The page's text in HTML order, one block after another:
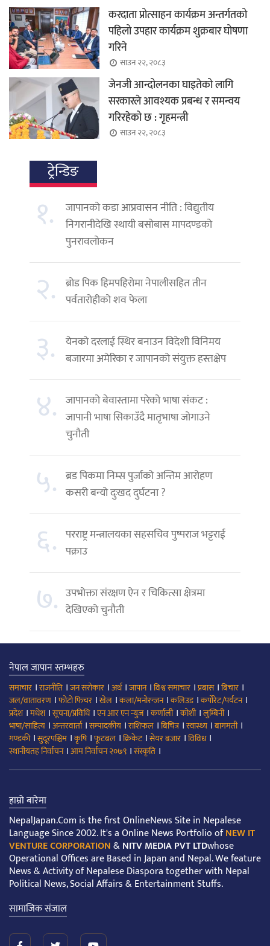
करदाता प्रोत्साहन कार्यक्रम अन्तर्गतको
पहिलो उपहार कार्यक्रम शुक्रबार घोषणा
गरिने
साउन २२, २०८३
जेनजी आन्दोलनका घाइतेको लागि
सरकारले आवश्यक प्रबन्ध र समन्वय
गरिरहेको छ : गृहमन्त्री
साउन २२, २०८३
ट्रेन्डिङ
१.
जापानको कडा आप्रवासन नीति : विद्युतीय
निगरानीदेखि स्थायी बसोबास मापदण्डको
पुनरावलोकन
२. ब्रोड पिक हिमपहिरोमा नेपालीसहित तीन
पर्वतारोहीको शव फेला
३.
येनको दरलाई स्थिर बनाउन विदेशी विनिमय
बजारमा अमेरिका र जापानको संयुक्त हस्तक्षेप
४. जापानको बेवास्तामा परेको भाषा संकट :
जापानी भाषा सिकाउँदै मातृभाषा जोगाउने
चुनौती
५. ब्रड पिकमा निम्स पुर्जाको अन्तिम आरोहण
कसरी बन्यो दुःखद दुर्घटना ?
६. परराष्ट्र मन्त्रालयका सहसचिव पुष्पराज भट्टराई
पक्राउ
७. उपभोक्ता संरक्षण ऐन र चिकित्सा क्षेत्रमा
देखिएको चुनौती
नेपाल जापान स्तम्भहरु
समाचार ।राजनीति ।जन सरोकार ।अर्थ।जापान।विश्व समाचार ।प्रबास।बिचार ।
जल/वातावरण ।फोटो फिचर ।खेल ।कला/मनोरन्जन।कलिउड।कर्पोरेट/पर्यटन।
प्रदेश।मधेश।सूचना/प्रविधि।एन आर एन न्युज।कर्णाली।कोशी।लुम्बिनी।
भाषा/साहित्य ।अन्तरवार्ता।सम्पादकीय ।राशिफल ।बिचित्र।स्वास्थ्य ।बागमती।
गण्डकी।सुदूरपश्चिम ।कृषि।फूटबल ।क्रिकेट।सेयर बजार ।विविध।
स्थानीयतह निर्वाचन।आम निर्वाचन २०७९ ।संस्कृति ।
हाम्रो बारेमा
NepalJapan.Com is the first OnlineNews Site in Nepalese
Language Since 2002. It's a Online News Portfolio ofNEW IT
VENTURE CORPORATION&NITV MEDIA PVT LTDwhose
Operational Offices are Based in Japan and Nepal. We feature
News & Activity of Nepalese Diaspora together with Nepal
Political News, Social Affairs & Entertainment Stuffs.
सामाजिक संजाल